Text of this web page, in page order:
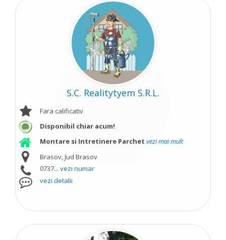
S.C. Realitytyem S.R.L.
Fara calificativ
Disponibil chiar acum!
Montare si Intretinere Parchet vezi mai mult
Brasov, Jud Brasov
0737... vezi numar
vezi detalii